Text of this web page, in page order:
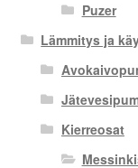
Puzer
Lämmitys ja
Kierreosat